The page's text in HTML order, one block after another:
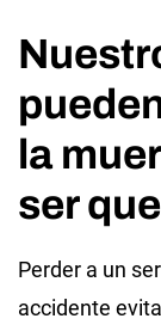
la
ser
Perder a un
accidente